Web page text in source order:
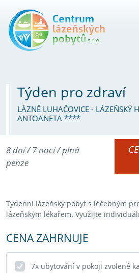
Týden pro zdraví
LÁZNĚ LUHAČOVICE - LÁZEŇSKÝ
ANTOANETA ****
8 dní / 7 nocí / plná
penze
Týdenní lázeňský pobyt s léčebným
lázeňským lékařem. Využijte
CENA ZAHRNUJE
7x ubytování v pokoji zvolené